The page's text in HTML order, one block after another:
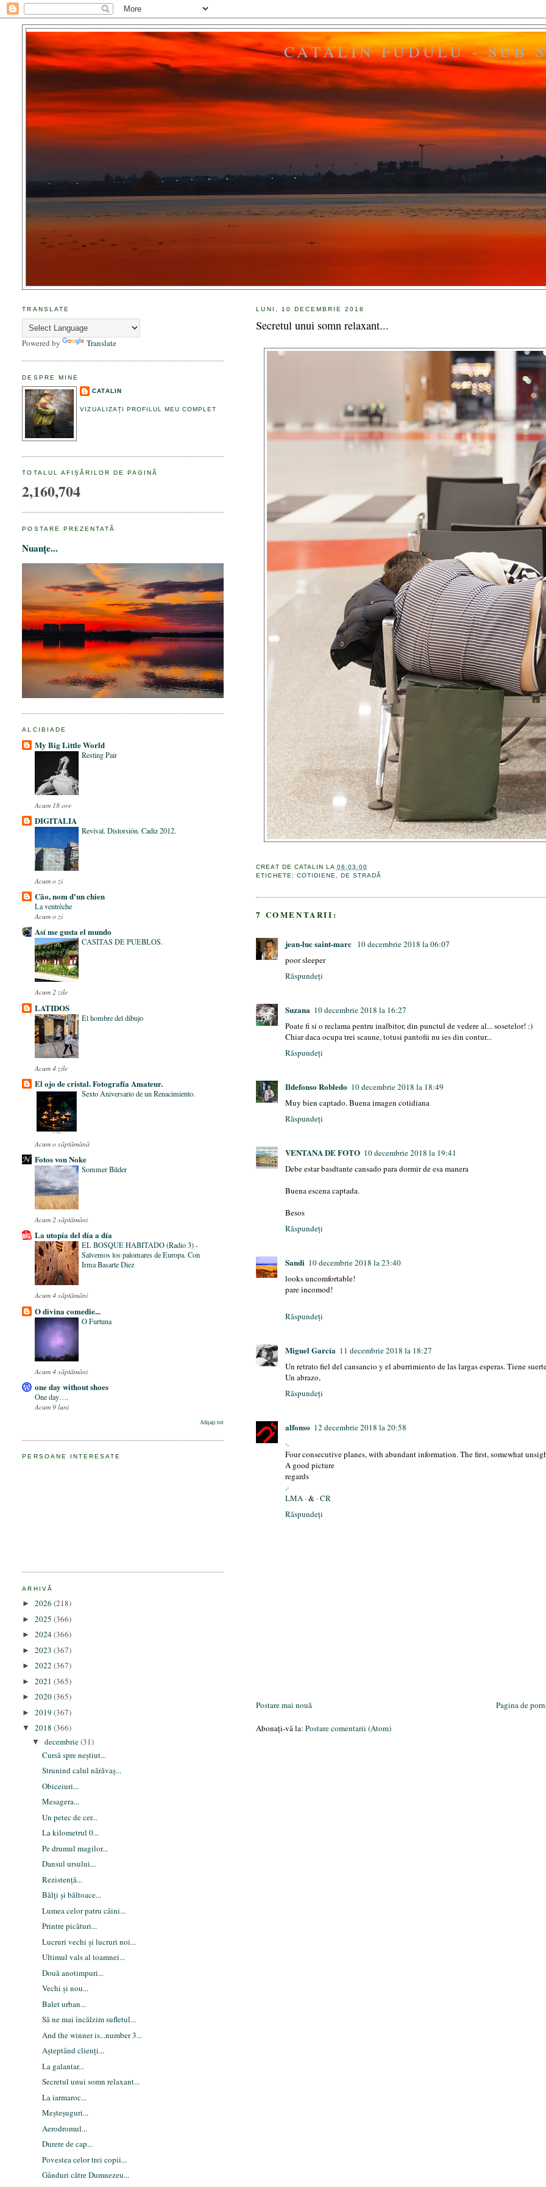
CATALIN FUDULU - SUB
LUNI, 10 DECEMBRIE 2018
Secretul unui somn relaxant...
CREAT DE CATALIN LA 06:03:00
ETICHETE: COTIDIENE, DE STRADĂ
7 COMENTARII:
jean-luc saint-marc 10 decembrie 2018 la 06:07
poor sleeper
Răspundeți
Suzana 10 decembrie 2018 la 16:27
Poate fi si o reclama pentru inalbitor, din punctul de vedere al... sosetelor! :)
Chiar daca ocupa trei scaune, totusi pantofii nu ies din contur...
Răspundeți
Ildefonso Robledo 10 decembrie 2018 la 18:49
Muy bien captado. Buena imagen cotidiana
Răspundeți
VENTANA DE FOTO 10 decembrie 2018 la 19:41
Debe estar basdtante cansado para dormir de esa manera
Buena escena captada.
Besos
Răspundeți
Sandi 10 decembrie 2018 la 23:40
looks uncomfortable!
pare incomod!
Răspundeți
Miguel García 11 decembrie 2018 la 18:27
Un retrato fiel del cansancio y el aburrimiento de las largas esperas. Tiene
Un abrazo,
Răspundeți
alfonso 12 decembrie 2018 la 20:58
·.
Four consecutive planes, with abundant information. The first, somewhat
A good picture
regards
.·
LMA ·& · CR
Răspundeți
Postare mai nouă Pagina de
Abonați-vă la:Postare comentarii (Atom)
TRANSLATE
Powered by Translate
DESPRE MINE
CATALIN
VIZUALIZAȚI PROFILUL MEU COMPLET
TOTALUL AFIȘĂRILOR DE PAGINĂ
2,160,704
POSTARE PREZENTATĂ
Nuanțe...
ALCIBIADE
My Big Little World
Resting Pair
Acum 18 ore
DIGITALIA
Revival. Distorsión. Cadiz 2012.
Acum o zi
Cão, nom d'un chien
La ventrèche
Acum o zi
Así me gusta el mundo
CASITAS DE PUEBLOS.
Acum 2 zile
LATIDOS
El hombre del dibujo
Acum 4 zile
El ojo de cristal. Fotografía Amateur.
Sexto Aniversario de un Renacimiento.
Acum o săptămână
Fotos von Noke
Sommer Bilder
Acum 2 săptămâni
La utopía del día a día
EL BOSQUE HABITADO (Radio 3) -
Salvemos los palomares de Europa. Con
Irma Basarte Diez
Acum 4 săptămâni
O divina comedie...
O Furtuna
Acum 4 săptămâni
one day without shoes
One day….
Acum 9 luni
Afișați tot
PERSOANE INTERESATE
ARHIVĂ
►2026(218)
►2025(366)
►2024(366)
►2023(367)
►2022(367)
►2021(365)
►2020(365)
►2019(367)
▼2018(366)
▼decembrie(31)
Cursă spre neștiut...
Strunind calul nărăvaș...
Obiceiuri...
Mesagera...
Un petec de cer...
La kilometrul 0...
Pe drumul magilor...
Dansul ursului...
Rezistență...
Bălți și băltoace...
Lumea celor patru câini...
Printre picături...
Lucruri vechi și lucruri noi...
Ultimul vals al toamnei...
Două anotimpuri...
Vechi și nou...
Balet urban...
Să ne mai încălzim sufletul...
And the winner is...number 3...
Așteptând clienți...
La galantar...
Secretul unui somn relaxant...
La iarmaroc...
Meșteșuguri...
Aerodromul...
Durere de cap...
Povestea celor trei copii...
Gânduri către Dumnezeu...